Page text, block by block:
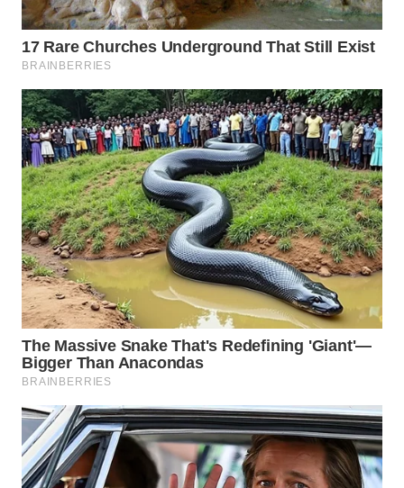
NIAS
WN
WN
TAPANULI
SELATAN
WN
TANJUNG
LESUNG
WN
KARO
WN
SIMALUNGUN
WN
LABUHANBATU